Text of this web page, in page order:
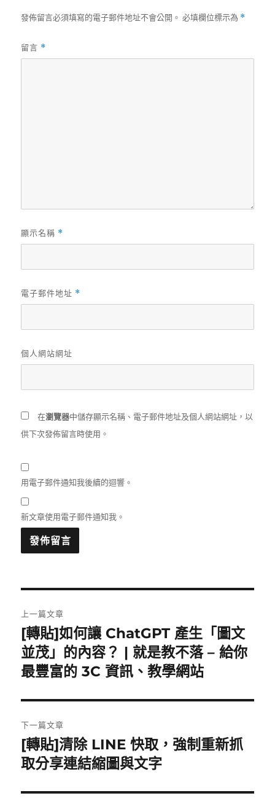
發佈留言必須填寫的電子郵件地址不會公開。 必填欄位標示為 *
留言 *
顯示名稱 *
電子郵件地址 *
個人網站網址
在瀏覽器中儲存顯示名稱、電子郵件地址及個人網站網址，以
供下次發佈留言時使用。
用電子郵件通知我後續的迴響。
新文章使用電子郵件通知我。
章
導
覽
上一篇文章
上
一
篇
章:
[轉貼]如何讓 ChatGPT 產生「圖文
並茂」的內容？ | 就是教不落 – 給你
最豐富的 3C 資訊、教學網站
下一篇文章
下
一
文
[轉貼]清除 LINE 快取，強制重新抓
取分享連結縮圖與文字